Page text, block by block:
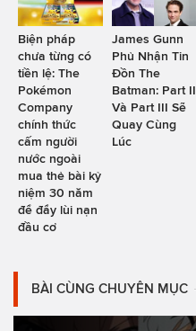
Biện pháp
chưa từng có
tiền lệ: The
Pokémon
Company
chính thức
cấm người
nước ngoài
mua thẻ bài kỷ
niệm 30 năm
để đẩy lùi nạn
đầu cơ
James Gunn
Phủ Nhận Tin
Đồn The
Batman: Part II
Và Part III Sẽ
Quay Cùng
Lúc
BÀI CÙNG CHUYÊN MỤC